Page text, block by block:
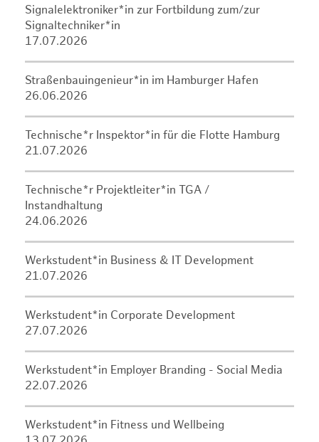
Signalelektroniker*in zur Fortbildung zum/zur
Signaltechniker*in
17.07.2026
Straßenbauingenieur*in im Hamburger Hafen
26.06.2026
Technische*r Inspektor*in für die Flotte Hamburg
21.07.2026
Technische*r Projektleiter*in TGA /
Instandhaltung
24.06.2026
Werkstudent*in Business & IT Development
21.07.2026
Werkstudent*in Corporate Development
27.07.2026
Werkstudent*in Employer Branding - Social Media
22.07.2026
Werkstudent*in Fitness und Wellbeing